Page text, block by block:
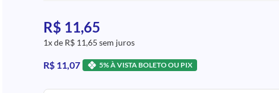
R$ 11,65
1x de R$ 11,65 sem juros
R$ 11,07 5% À VISTA BOLETO OU PIX